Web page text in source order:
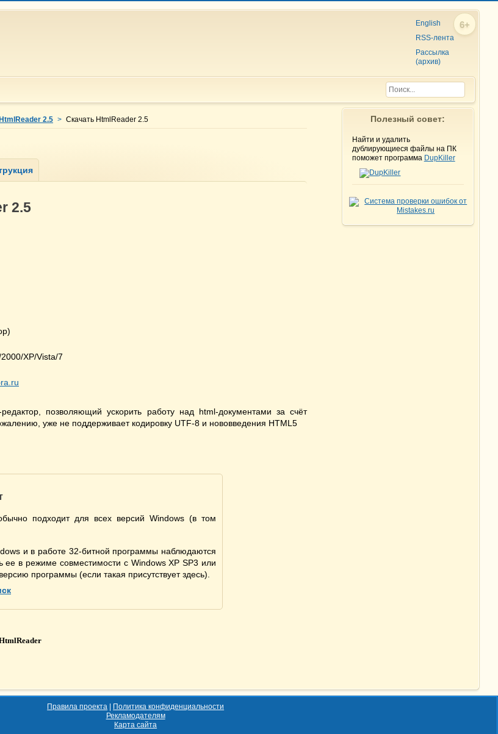
6+
English
RSS-лента
Рассылка
(архив)
HtmlReader 2.5 > Скачать HtmlReader 2.5
2.5
XP/Vista/7 32-bit
позволяющий ускорить работу над html-документами за счёт
уже не поддерживает кодировку UTF-8 и нововведения HTML5
подходит для всех версий Windows (в том
и в работе 32-битной программы наблюдаются
ее в режиме совместимости с Windows XP SP3 или
программы (если такая присутствует здесь).
Полезный совет:
Найти и удалить
дублирующиеся файлы на ПК
поможет программа DupKiller
Правила проекта
Политика конфиденциальности
Рекламодателям
Карта сайта